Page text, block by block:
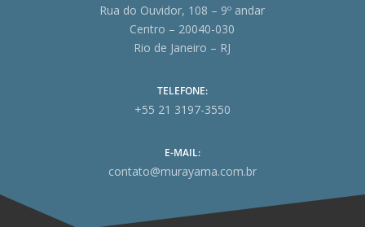
Rua do Ouvidor, 108 – 9º andar
Centro – 20040-030
Rio de Janeiro – RJ
TELEFONE:
+55 21 3197-3550
E-MAIL:
contato@murayama.com.br